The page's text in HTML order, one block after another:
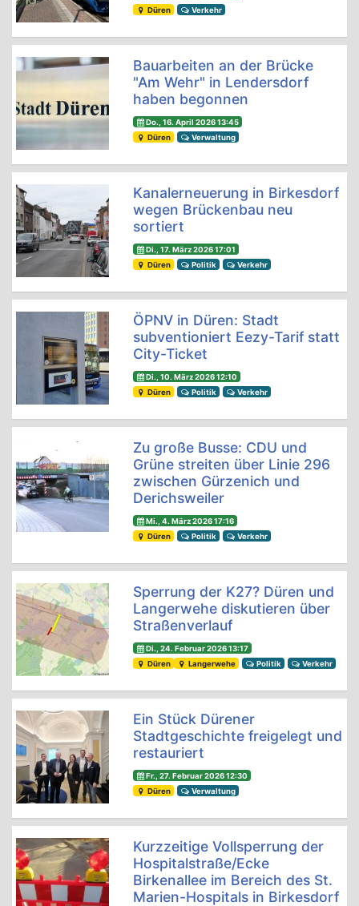
Düren
Verkehr
Bauarbeiten an der Brücke
"Am Wehr" in Lendersdorf
haben begonnen
Do., 16. April 2026 13:45
Düren
Verwaltung
Kanalerneuerung in Birkesdorf
wegen Brückenbau neu
sortiert
Di., 17. März 2026 17:01
Düren
Politik Verkehr
ÖPNV in Düren: Stadt
subventioniert Eezy-Tarif statt
City-Ticket
Di., 10. März 2026 12:10
Düren
Politik Verkehr
Zu große Busse: CDU und
Grüne streiten über Linie 296
zwischen Gürzenich und
Derichsweiler
Mi., 4. März 2026 17:16
Düren
Politik Verkehr
Sperrung der K27? Düren und
Langerwehe diskutieren über
Straßenverlauf
Di., 24. Februar 2026 13:17
Düren
Langerwehe Politik Verkehr
Ein Stück Dürener
Stadtgeschichte freigelegt und
restauriert
Fr., 27. Februar 2026 12:30
Düren
Verwaltung
Kurzzeitige Vollsperrung der
Hospitalstraße/Ecke
Birkenallee im Bereich des St.
Marien-Hospitals in Birkesdorf